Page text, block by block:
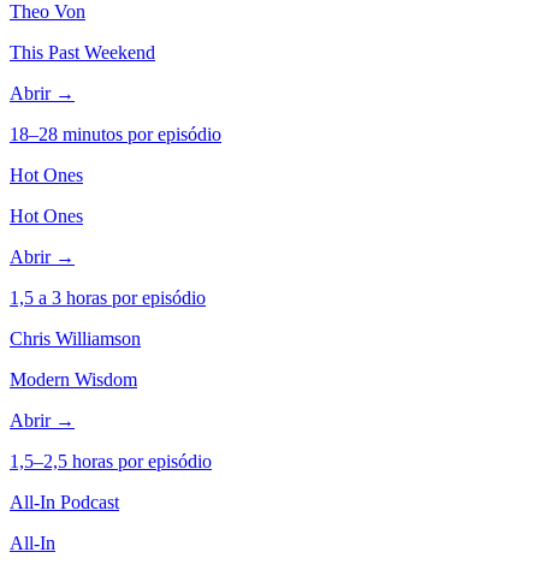
Theo Von
This Past Weekend
Abrir →
18–28 minutos por episódio
Hot Ones
Hot Ones
Abrir →
1,5 a 3 horas por episódio
Chris Williamson
Modern Wisdom
Abrir →
1,5–2,5 horas por episódio
All-In Podcast
All-In